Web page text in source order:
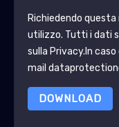
Richiedendo
utilizzo. Tutti i dati
sulla Privacy.In
mail
DOWNLOAD